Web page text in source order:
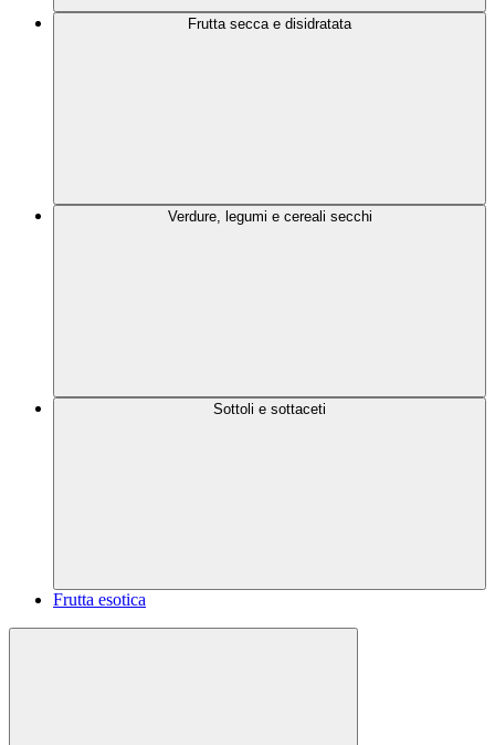
Frutta secca e disidratata
Verdure, legumi e cereali secchi
Sottoli e sottaceti
Frutta esotica